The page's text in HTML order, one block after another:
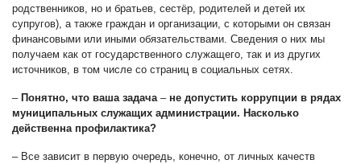
родственников, но и братьев, сестёр, родителей и детей их
супругов), а также граждан и организации, с которыми он связан
финансовыми или иными обязательствами. Сведения о них мы
получаем как от государственного служащего, так и из других
источников, в том числе со страниц в социальных сетях.
–Понятно, что ваша задача –не допустить коррупции в рядах
муниципальных служащих администрации. Насколько
действенна профилактика?
– Все зависит в первую очередь, конечно, от личных качеств